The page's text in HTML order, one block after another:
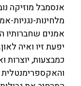
אנסמבל מוזיקה
מלחינות-נגניות-
אמנים שחברותיו
יפעת זיו ואיה
כמבצעות, יוצרות